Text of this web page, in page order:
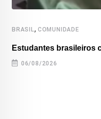
BRASIL, COMUNIDADE
Estudantes brasileiros
06/08/2026